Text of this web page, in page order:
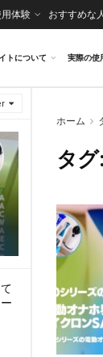
体験 おすすめな
トについて 実際の使
ホーム
タグ: